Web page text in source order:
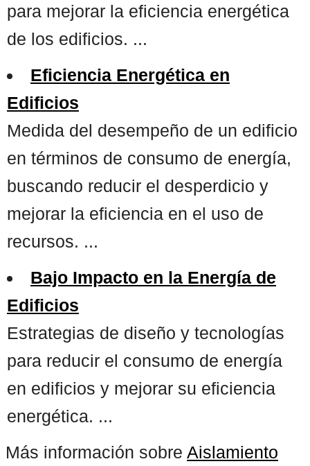
para mejorar la eficiencia energética
de los edificios. ...
Eficiencia Energética en
Edificios
Medida del desempeño de un edificio
en términos de consumo de energía,
buscando reducir el desperdicio y
mejorar la eficiencia en el uso de
recursos. ...
Bajo Impacto en la Energía de
Edificios
Estrategias de diseño y tecnologías
para reducir el consumo de energía
en edificios y mejorar su eficiencia
energética. ...
Más información sobre Aislamiento